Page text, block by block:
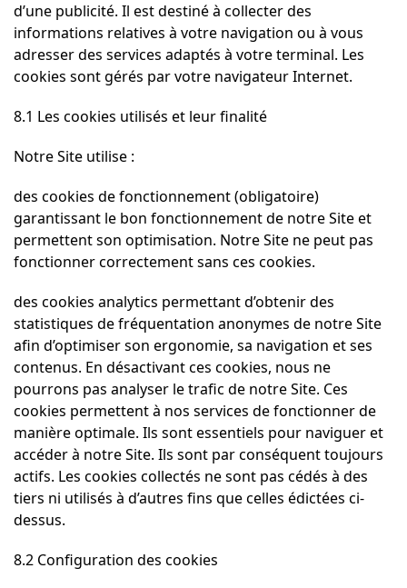
d’une publicité. Il est destiné à collecter des
informations relatives à votre navigation ou à vous
adresser des services adaptés à votre terminal. Les
cookies sont gérés par votre navigateur Internet.
8.1 Les cookies utilisés et leur finalité
Notre Site utilise :
des cookies de fonctionnement (obligatoire)
garantissant le bon fonctionnement de notre Site et
permettent son optimisation. Notre Site ne peut pas
fonctionner correctement sans ces cookies.
des cookies analytics permettant d’obtenir des
statistiques de fréquentation anonymes de notre Site
afin d’optimiser son ergonomie, sa navigation et ses
contenus. En désactivant ces cookies, nous ne
pourrons pas analyser le trafic de notre Site. Ces
cookies permettent à nos services de fonctionner de
manière optimale. Ils sont essentiels pour naviguer et
accéder à notre Site. Ils sont par conséquent toujours
actifs. Les cookies collectés ne sont pas cédés à des
tiers ni utilisés à d’autres fins que celles édictées ci-
dessus.
8.2 Configuration des cookies